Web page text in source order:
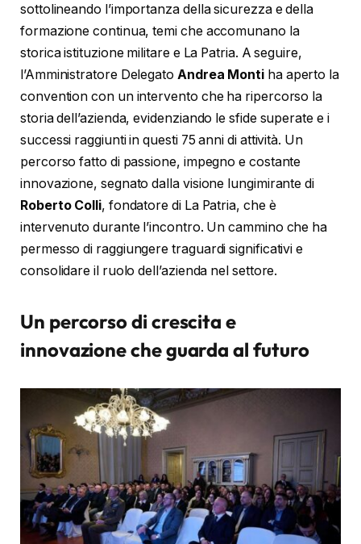
sottolineando l’importanza della sicurezza e della
formazione continua, temi che accomunano la
storica istituzione militare e La Patria. A seguire,
l’Amministratore Delegato Andrea Montiha aperto la
convention con un intervento che ha ripercorso la
storia dell’azienda, evidenziando le sfide superate e i
successi raggiunti in questi 75 anni di attività. Un
percorso fatto di passione, impegno e costante
innovazione, segnato dalla visione lungimirante di
Roberto Colli, fondatore di La Patria, che è
intervenuto durante l’incontro. Un cammino che ha
permesso di raggiungere traguardi significativi e
consolidare il ruolo dell’azienda nel settore.
Un percorso di crescita e
innovazione che guarda al futuro